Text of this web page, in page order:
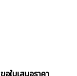
ใบเสนอราคา